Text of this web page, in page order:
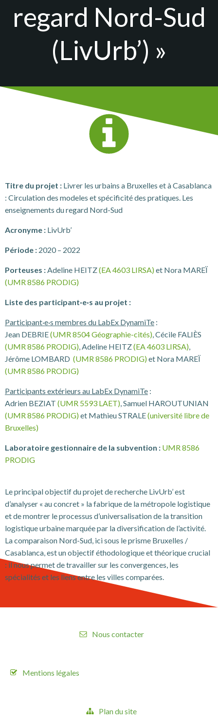
regard Nord-Sud
(LivUrb’) »
Titre du projet : Livrer les urbains a Bruxelles et à Casablanca
: Circulation des modeles et spécificité des pratiques. Les
enseignements du regard Nord-Sud
Acronyme : LivUrb’
Période : 2020 – 2022
Porteuses :Adeline HEITZ(EA 4603 LIRSA)et Nora MAREÏ
(UMR 8586 PRODIG)
Liste des participant·e·s au projet :
Participant·e·s membres du LabEx DynamiTe :
Jean DEBRIE(UMR 8504 Géographie-cités), Cécile FALIÈS
(UMR 8586 PRODIG), Adeline HEITZ(EA 4603 LIRSA),
Jérôme LOMBARD (UMR 8586 PRODIG)et Nora MAREÏ
(UMR 8586 PRODIG)
Participants extérieurs au LabEx DynamiTe :
Adrien BEZIAT (UMR 5593 LAET), Samuel HAROUTUNIAN
(UMR 8586 PRODIG)et Mathieu STRALE(université libre de
Bruxelles)
Laboratoire gestionnaire de la subvention : UMR 8586
PRODIG
Le principal objectif du projet de recherche LivUrb’ est
d’analyser « au concret » la fabrique de la métropole logistique
et de montrer le processus d’universalisation de la transition
logistique urbaine marquée par la diversification de l’activité.
La comparaison Nord-Sud, ici sous le prisme Bruxelles /
Casablanca, est un objectif éthodologique et théorique crucial
: il nous permet de travailler sur les convergences, les
spécialités et les liens entre les villes comparées.
Nous contacter
Mentions légales
Plan du site